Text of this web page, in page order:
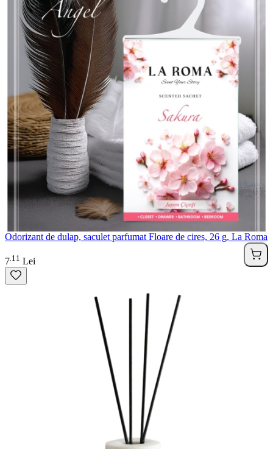
Odorizant de dulap, saculet parfumat Floare de cires, 26 g, La Roma
7 11 Lei